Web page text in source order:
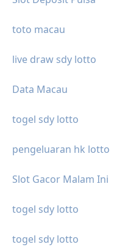
toto macau
live draw sdy lotto
Data Macau
togel sdy lotto
pengeluaran hk lotto
Slot Gacor Malam Ini
togel sdy lotto
togel sdy lotto